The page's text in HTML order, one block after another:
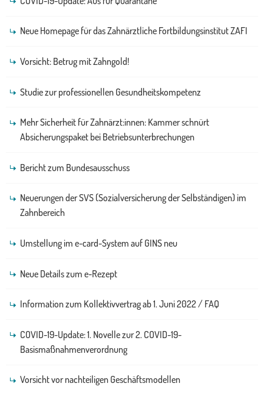
Neue Homepage für das Zahnärztliche Fortbildungsinstitut ZAFI
Vorsicht: Betrug mit Zahngold!
Studie zur professionellen Gesundheitskompetenz
Mehr Sicherheit für Zahnärzt:innen: Kammer schnürt
Absicherungspaket bei Betriebsunterbrechungen
Bericht zum Bundesausschuss
Neuerungen der SVS (Sozialversicherung der Selbständigen) im
Zahnbereich
Umstellung im e-card-System auf GINS neu
Neue Details zum e-Rezept
Information zum Kollektivvertrag ab 1. Juni 2022 / FAQ
COVID-19-Update: 1. Novelle zur 2. COVID-19-
Basismaßnahmenverordnung
Vorsicht vor nachteiligen Geschäftsmodellen